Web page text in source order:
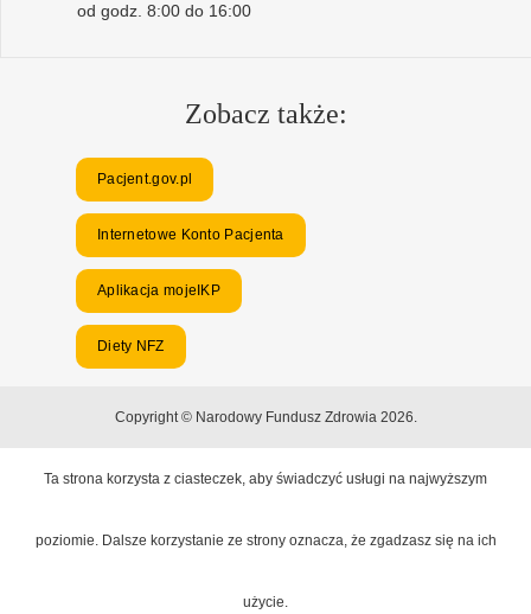
od godz. 8:00 do 16:00
Zobacz także:
Pacjent.gov.pl
Internetowe Konto Pacjenta
Aplikacja mojeIKP
Diety NFZ
Copyright © Narodowy Fundusz Zdrowia 2026.
Ta strona korzysta z ciasteczek, aby świadczyć usługi na najwyższym
poziomie. Dalsze korzystanie ze strony oznacza, że zgadzasz się na ich
użycie.